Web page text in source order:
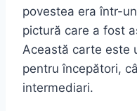
povestea era într-
pictură care a fost
Această carte este
pentru începători,
intermediari.